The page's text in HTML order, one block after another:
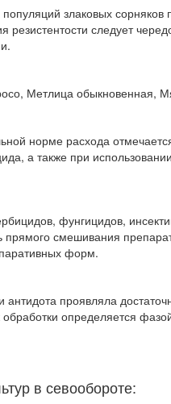
злаковых
резистентости следует
Метлица обыкновенная,
норме расхода
а также при
фунгицидов,
прямого смешивания
форм.
проявляла
определя­ется
в севообороте: